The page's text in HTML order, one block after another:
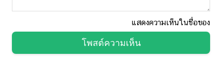
แสดงความเห็นในชื่อของ
โพสต์ความเห็น